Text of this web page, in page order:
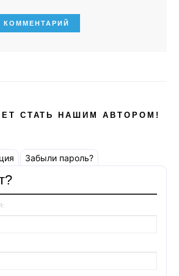
СТАТЬ НАШИМ АВТОРОМ!
Забыли пароль?